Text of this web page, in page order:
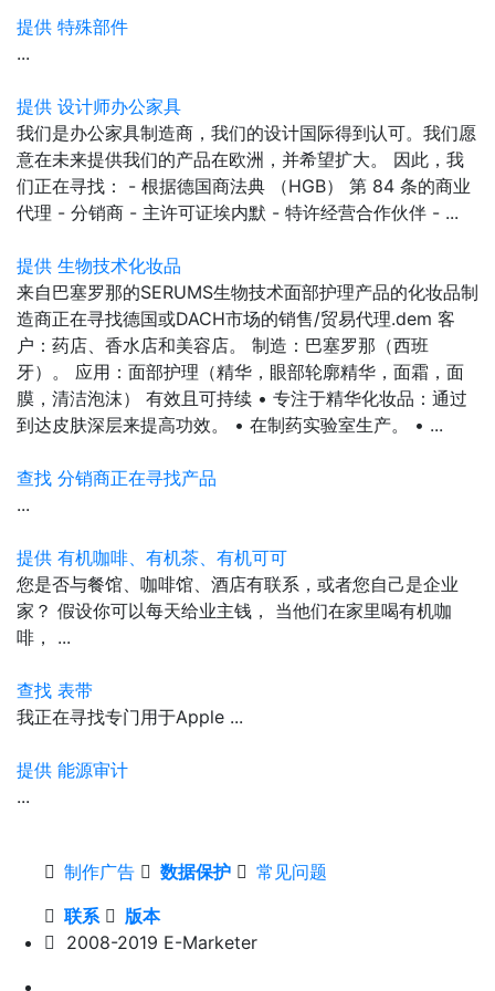
提供 特殊部件
...
提供 设计师办公家具
我们是办公家具制造商，我们的设计国际得到认可。我们愿
意在未来提供我们的产品在欧洲，并希望扩大。 因此，我
们正在寻找： - 根据德国商法典 （HGB） 第 84 条的商业
代理 - 分销商 - 主许可证埃内默 - 特许经营合作伙伴 - ...
提供 生物技术化妆品
来自巴塞罗那的SERUMS生物技术面部护理产品的化妆品制
造商正在寻找德国或DACH市场的销售/贸易代理.dem 客
户：药店、香水店和美容店。 制造：巴塞罗那（西班
牙）。 应用：面部护理（精华，眼部轮廓精华，面霜，面
膜，清洁泡沫） 有效且可持续 • 专注于精华化妆品：通过
到达皮肤深层来提高功效。 • 在制药实验室生产。 • ...
查找 分销商正在寻找产品
...
提供 有机咖啡、有机茶、有机可可
您是否与餐馆、咖啡馆、酒店有联系，或者您自己是企业
家？ 假设你可以每天给业主钱， 当他们在家里喝有机咖
啡， ...
查找 表带
我正在寻找专门用于Apple ...
提供 能源审计
...
制作广告 数据保护 常见问题
联系 版本
2008-2019 E-Marketer